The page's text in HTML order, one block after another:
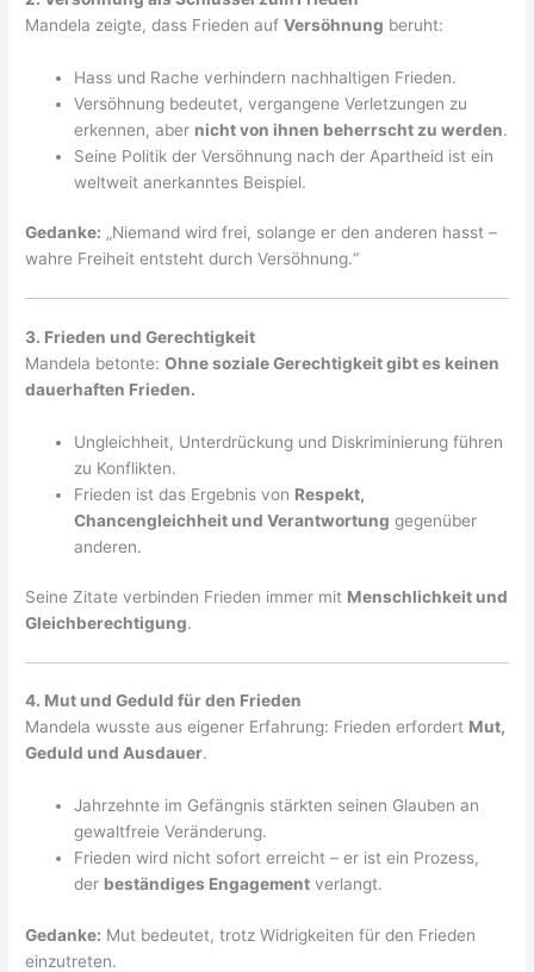
Mandela zeigte, dass Frieden aufVersöhnung beruht:
Hass und Rache verhindern nachhaltigen Frieden.
Versöhnung bedeutet, vergangene Verletzungen zu
erkennen, aber nicht von ihnen beherrscht zu werden.
Seine Politik der Versöhnung nach der Apartheid ist ein
weltweit anerkanntes Beispiel.
Gedanke: „Niemand wird frei, solange er den anderen hasst –
wahre Freiheit entsteht durch Versöhnung.“
3. Frieden und Gerechtigkeit
Mandela betonte:Ohne soziale Gerechtigkeit gibt es keinen
dauerhaften Frieden.
Ungleichheit, Unterdrückung und Diskriminierung führen
zu Konflikten.
Frieden ist das Ergebnis von Respekt,
Chancengleichheit und Verantwortung gegenüber
anderen.
Seine Zitate verbinden Frieden immer mit Menschlichkeit und
Gleichberechtigung.
4. Mut und Geduld für den Frieden
Mandela wusste aus eigener Erfahrung: Frieden erfordert Mut,
Geduld und Ausdauer.
Jahrzehnte im Gefängnis stärkten seinen Glauben an
gewaltfreie Veränderung.
Frieden wird nicht sofort erreicht – er ist ein Prozess,
der beständiges Engagement verlangt.
Gedanke: Mut bedeutet, trotz Widrigkeiten für den Frieden
einzutreten.